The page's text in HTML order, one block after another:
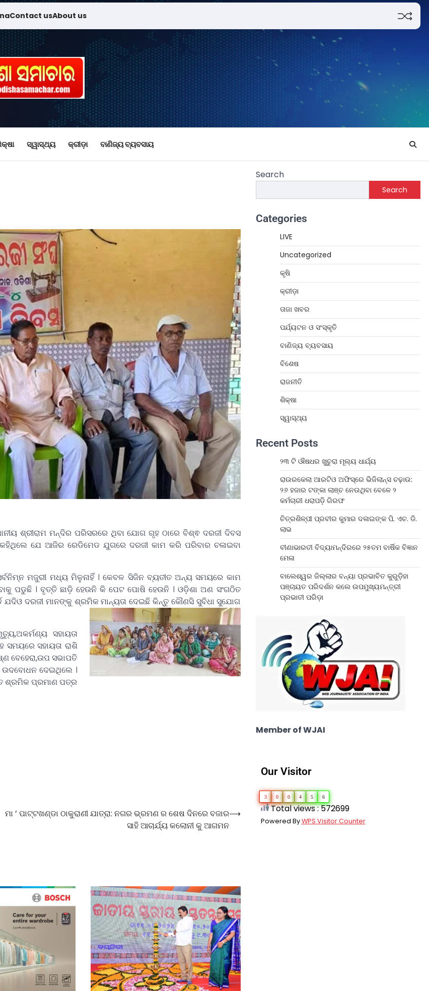
Contact usAbout us
ସ୍ୱାସ୍ଥ୍ୟ କ୍ରୀଡ଼ା ବାଣିଜ୍ୟ ବ୍ୟବସାୟ
ଶ୍ରୀରାମ ମନ୍ଦିର ପରିସରରେ ଥିବା ଯୋଗ ଗୃହ ଠାରେ ବିଶ୍ଵ ଦରଜୀ ଦିବସ
ଯେ ଆଜିର ରେଡିମେଡ ଯୁଗରେ ଦରଜୀ କାମ କରି ପରିବାର ଚଳାଇବା
ମଜୁରୀ ମଧ୍ୟ ମିଳୁନାହିଁ । କେବଳ ସିଜିନ ବ୍ୟତୀତ ଅନ୍ୟ ସମୟରେ କାମ
ପଡୁଛି । ବୃତ୍ତି ଛାଡ଼ି ହେଉନି କି ପେଟ ପୋଷି ହେଉନି । ଓଡ଼ିଶା ଅଣ ସଂଗଠିତ
ଯଦିଓ ଦରଜୀ ମାନଙ୍କୁ ଶ୍ରମିକ ମାନ୍ୟତା ଦେଇଛି କିନ୍ତୁ କୌଣସି ସୁବିଧା ସୁଯୋଗ
ସହାୟତା
ସହାୟତା ରାଶି
ବେହେରା,ଉପ ସଭାପତି
ଉଦବୋଧନ ଦେଇଥିଲେ ।
ଶ୍ରମିକ ପ୍ରମାଣ ପତ୍ର
ମା ’ ପାଟ୍ଟଖଣ୍ଡା ଠାକୁରାଣୀ ଯାତ୍ରା: ନଗର ଭ୍ରମଣ ର ଶେଷ ଦିନରେ ବଜାର
ସାହି ଆଚାର୍ଯ୍ୟ କଲୋନୀ କୁ ଆଗମନ
⟶
Search
Search
Categories
LIVE
Uncategorized
କୃଷି
କ୍ରୀଡ଼ା
ତାଜା ଖବର
ପର୍ଯ୍ୟଟନ ଓ ସଂସ୍କୃତି
ବାଣିଜ୍ୟ ବ୍ୟବସାୟ
ବିଶେଷ
ରାଜନୀତି
ଶିକ୍ଷା
ସ୍ୱାସ୍ଥ୍ୟ
Recent Posts
୨୩ ଟି ଔଷଧର ଖୁଚୁରା ମୂଲ୍ୟ ଧାର୍ଯ୍ୟ
ରାଉରକେଲା ଆରଟିଓ ଅଫିସ୍‌ରେ ଭିଜିଲାନ୍ସ ଚଢ଼ାଉ:
୨୬ ହଜାର ଟଙ୍କା ଲାଞ୍ଚ ନେଉଥିବା ବେଳେ ୨
କର୍ମଚାରୀ ଧରାପଡ଼ି ଗିରଫ
ଚିତ୍ରଶିଳ୍ପୀ ପ୍ରବୀର କୁମାର ଦଳାଇଙ୍କ ପି. ଏଚ. ଡି.
ଲାଭ
ବୀଣାଭାରତୀ ବିଦ୍ୟାମନ୍ଦିରରେ ୨୫ତମ ବାର୍ଷିକ ବିଜ୍ଞାନ
ମେଳା
ବାଲେଶ୍ୱର ଜିଲ୍ଲାର ବନ୍ୟା ପ୍ରଭାବିତ କୁରୁଡ଼ିହା
ପଞ୍ଚାୟତ ପରିଦର୍ଶନ କଲେ ଉପମୁଖ୍ୟମନ୍ତ୍ରୀ
ପ୍ରଭାତୀ ପରିଡ଼ା
Member of WJAI
Our Visitor
3 0 0 4 5 6
Total views : 572699
Powered ByWPS Visitor Counter